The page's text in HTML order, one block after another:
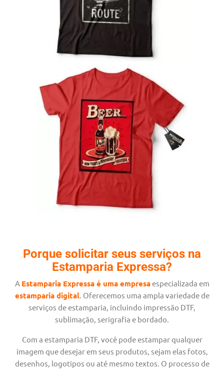
Porque solicitar seus serviços na
Estamparia Expressa?
A Estamparia Expressa é uma empresaespecializada em
estamparia digital. Oferecemos uma ampla variedade de
serviços de estamparia, incluindo impressão DTF,
sublimação, serigrafia e bordado.
Com a estamparia DTF, você pode estampar qualquer
imagem que desejar em seus produtos, sejam elas fotos,
desenhos, logotipos ou até mesmo textos. O processo de